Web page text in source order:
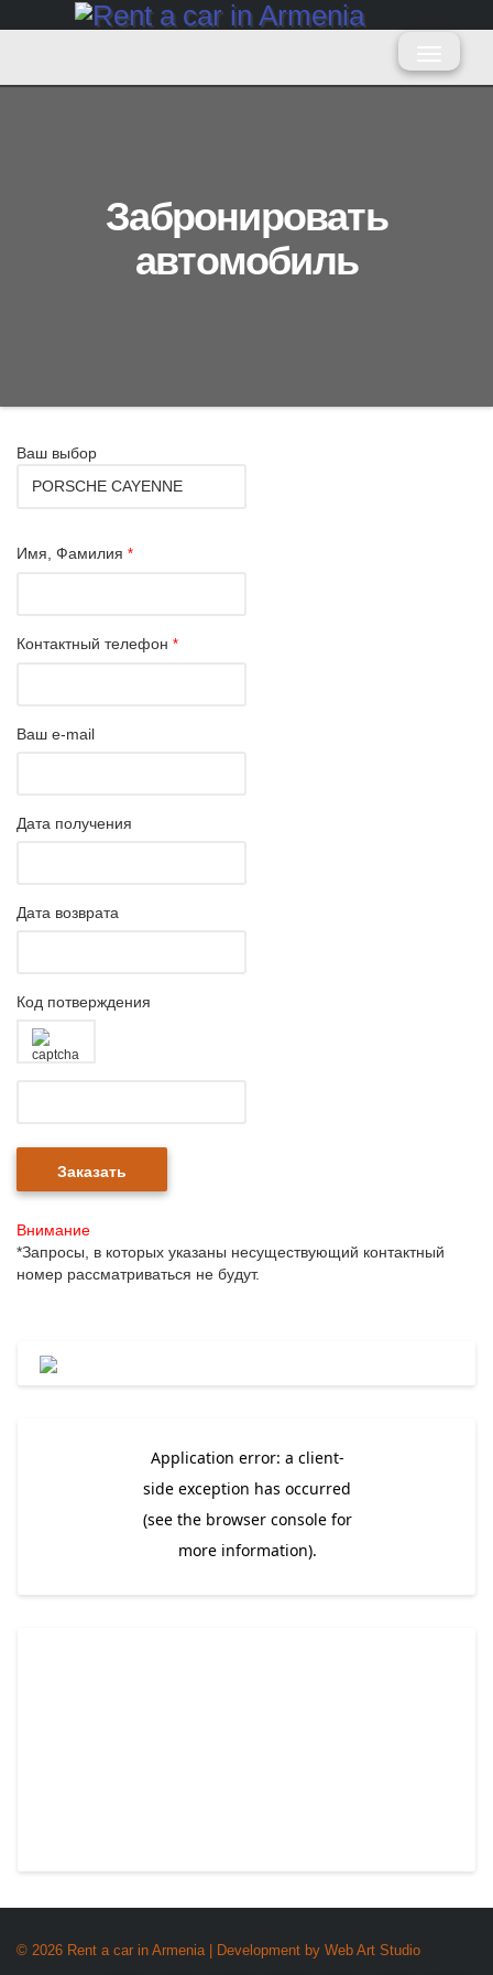
Забронировать
автомобиль
Ваш выбор
Имя, Фамилия *
Контактный телефон *
Ваш e-mail
Дата получения
Дата возврата
Код потверждения
Внимание
*Запросы, в которых указаны несуществующий контактный
номер рассматриваться не будут.
© 2026 Rent a car in Armenia | Development by Web Art Studio